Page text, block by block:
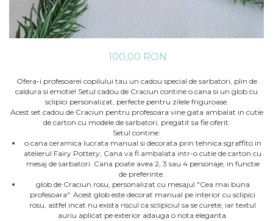
100,00 RON
Ofera-i profesoarei copilului tau un cadou special de sarbatori, plin de
caldura si emotie! Setul cadou de Craciun contine o cana si un glob cu
sclipici personalizat, perfecte pentru zilele friguroase.
Acest set cadou de Craciun pentru profesoara vine gata ambalat in cutie
de carton cu modele de sarbatori, pregatit sa fie oferit.
Setul contine:
o cana ceramica lucrata manual si decorata prin tehnica sgraffito in
atelierul Fairy Pottery; Cana va fi ambalata intr-o cutie de carton cu
mesaj de sarbatori. Cana poate avea 2, 3 sau 4 personaje, in functie
de preferinte.
glob de Craciun rosu, personalizat cu mesajul "Cea mai buna
profesoara". Acest glob este decorat manual pe interior cu sclipici
rosu, astfel incat nu exista riscul ca sclipiciul sa se curete, iar textul
auriu aplicat pe exterior adauga o nota eleganta.